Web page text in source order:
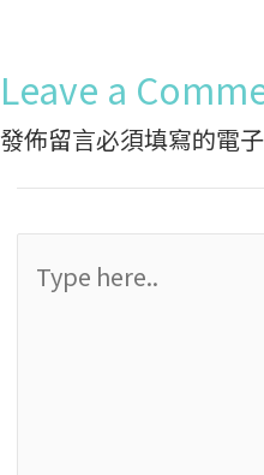
Leave a
發佈留言必須填寫的電
here..